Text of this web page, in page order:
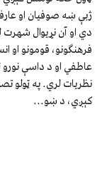
ژبې ښه صوفیان او
دي او آن نړیوال
فرهنګونو، قومونو او
عاطفي او د داسې نورو
نظریات لري. په ټولو
کېږي، د ښو...